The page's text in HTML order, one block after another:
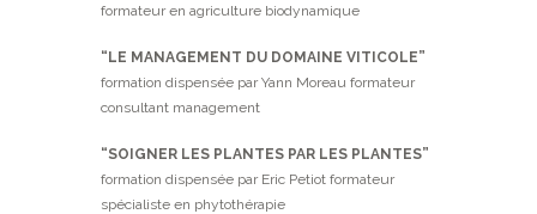
formateur en agriculture biodynamique
“LE MANAGEMENT DU DOMAINE VITICOLE”
formation dispensée par Yann Moreau formateur
consultant management
“SOIGNER LES PLANTES PAR LES PLANTES”
formation dispensée par Eric Petiot formateur
spécialiste en phytothérapie